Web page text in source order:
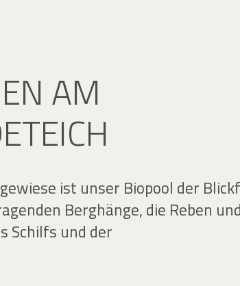
AM
ist unser Biopool der
Berghänge, die Reben
Schilfs und der